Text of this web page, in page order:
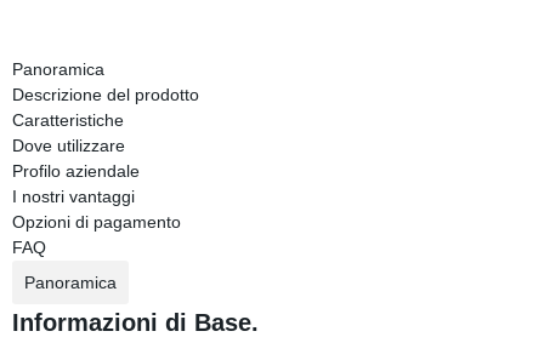
Panoramica
Descrizione del prodotto
Caratteristiche
Dove utilizzare
Profilo aziendale
I nostri vantaggi
Opzioni di pagamento
FAQ
Panoramica
Informazioni di Base.